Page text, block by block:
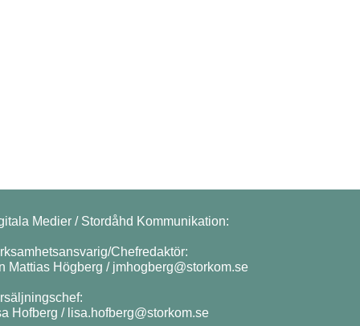
Medier / Stordåhd Kommunikation:
Chefredaktör:
Mattias Högberg / jmhogberg@storkom.se
Hofberg / lisa.hofberg@storkom.se